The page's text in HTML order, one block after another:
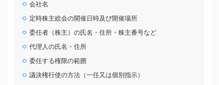
会社名
定時株主総会の開催日時及び開催場所
委任者（株主）の氏名・住所・株主番号など
代理人の氏名・住所
委任する権限の範囲
議決権行使の方法（一任又は個別指示）